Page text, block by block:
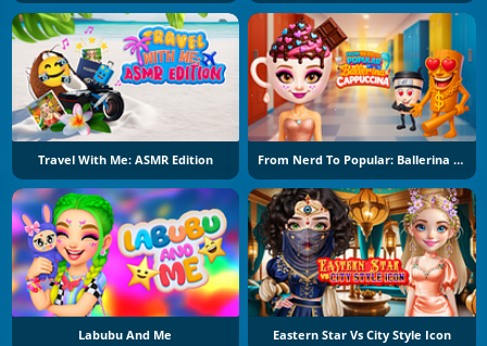
Travel With Me: ASMR Edition From Nerd To Popular: Ballerina Cuppuccina
Labubu And Me Eastern Star Vs City Style Icon